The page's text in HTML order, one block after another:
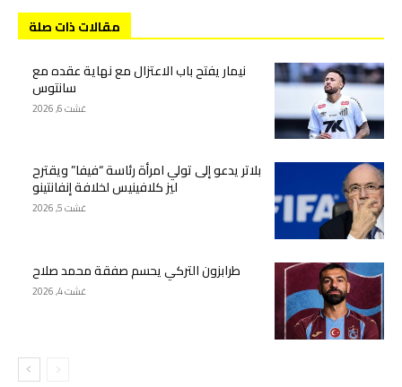
مقالات ذات صلة
نيمار يفتح باب الاعتزال مع نهاية عقده مع
سانتوس
غشت 6, 2026
بلاتر يدعو إلى تولي امرأة رئاسة “فيفا” ويقترح
ليز كلافينيس لخلافة إنفانتينو
غشت 5, 2026
طرابزون التركي يحسم صفقة محمد صلاح
غشت 4, 2026